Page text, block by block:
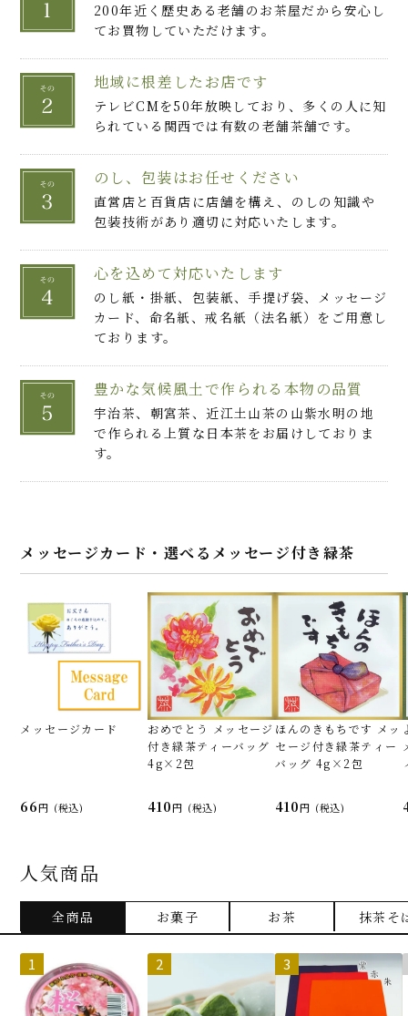
200年近く歴史ある老舗のお茶屋だから安心し
てお買物していただけます。
地域に根差したお店です
テレビCMを50年放映しており、多くの人に知
られている関西では有数の老舗茶舗です。
のし、包装はお任せください
直営店と百貨店に店舗を構え、のしの知識や
包装技術があり適切に対応いたします。
心を込めて対応いたします
のし紙・掛紙、包装紙、手提げ袋、メッセージ
カード、命名紙、戒名紙（法名紙）をご用意し
ております。
豊かな気候風土で作られる本物の品質
宇治茶、朝宮茶、近江土山茶の山紫水明の地
で作られる上質な日本茶をお届けしておりま
す。
メッセージカード・選べるメッセージ付き緑茶
メッセージカード
66 (税込)
おめでとう メッセージ
付き緑茶ティーバッグ
4g×2包
410 (税込)
ほんのきもちです メッ
セージ付き緑茶ティー
バッグ 4g×2包
410 (税込)
人気商品
全商品 お菓子 お茶 抹茶そ